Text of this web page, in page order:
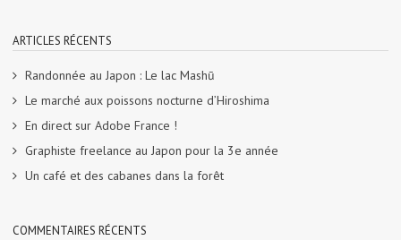
ARTICLES RÉCENTS
Randonnée au Japon : Le lac Mashū
Le marché aux poissons nocturne d’Hiroshima
En direct sur Adobe France !
Graphiste freelance au Japon pour la 3e année
Un café et des cabanes dans la forêt
COMMENTAIRES RÉCENTS